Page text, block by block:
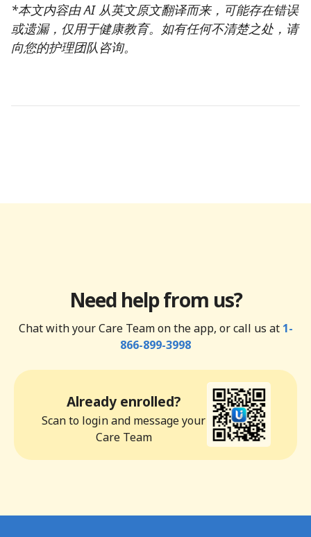
*本文内容由 AI 从英文原文翻译而来，可能存在错误
或遗漏，仅用于健康教育。如有任何不清楚之处，请
向您的护理团队咨询。
Need help from us?
Chat with your Care Team on the app, or call us at 1-
866-899-3998
Already enrolled?
Scan to login and message your
Care Team